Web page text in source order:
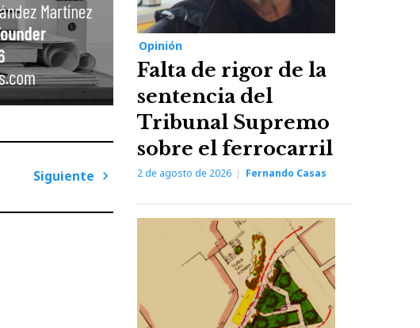
Siguiente
Opinión
Falta de rigor de la
sentencia del
Tribunal Supremo
sobre el ferrocarril
2 de agosto de 2026 Fernando Casas